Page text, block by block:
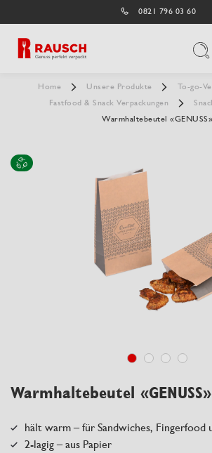
0821 796 03 60
Home Unsere Produkte
To-go-
Fastfood & Snack Verpackungen
Warmhaltebeutel «GENUSS»
Warmhaltebeutel «GENUSS»
hält warm – für Sandwiches, Fingerfood
2-lagig – aus Papier